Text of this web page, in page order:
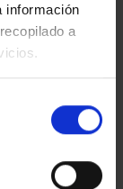
información
a
DE
949,00 €